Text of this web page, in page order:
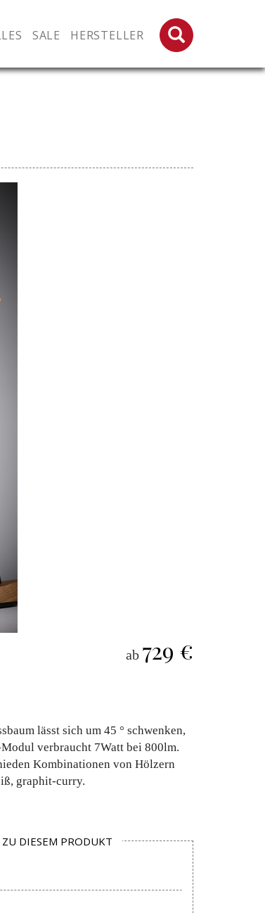
SALE HERSTELLER Suchen
ab 729 €
lässt sich um 45 ° schwenken,
verbraucht 7Watt bei 800lm.
Kombinationen von Hölzern
graphit-curry.
ZU DIESEM PRODUKT
*